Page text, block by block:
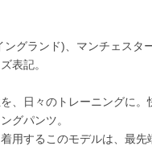
ングランド)、マンチェスタ
表記。
、日々のトレーニングに
グパンツ。
用するこのモデルは、最